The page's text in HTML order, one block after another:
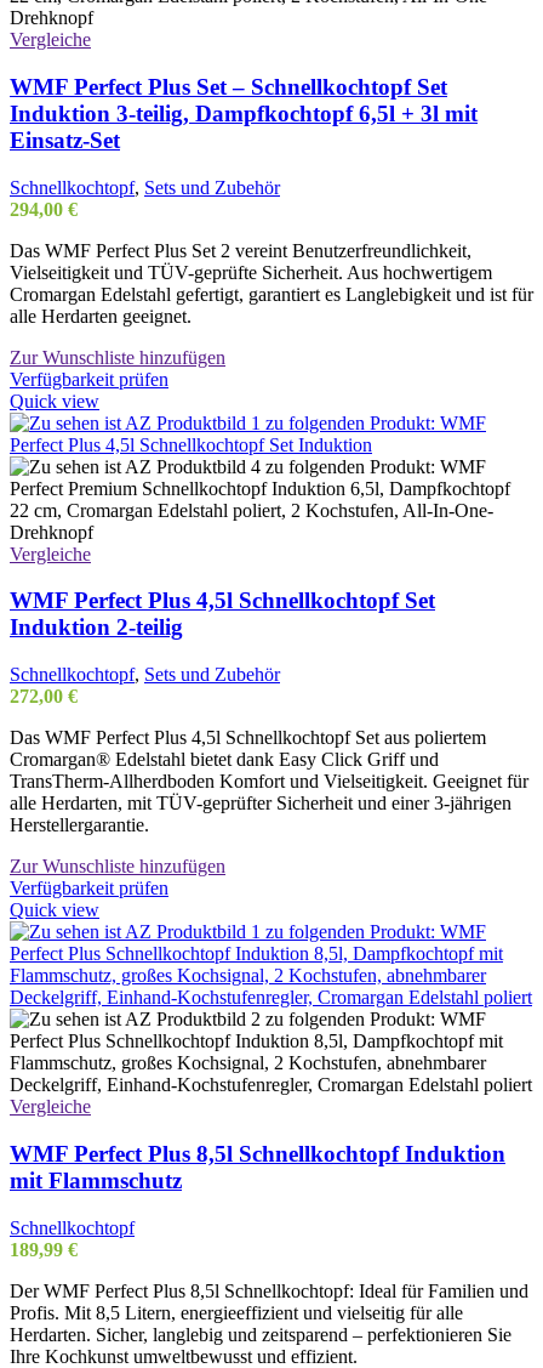
Vergleiche
WMF Perfect Plus Set – Schnellkochtopf Set
Induktion 3-teilig, Dampfkochtopf 6,5l + 3l mit
Einsatz-Set
Schnellkochtopf, Sets und Zubehör
294,00 €
Das WMF Perfect Plus Set 2 vereint Benutzerfreundlichkeit,
Vielseitigkeit und TÜV-geprüfte Sicherheit. Aus hochwertigem
Cromargan Edelstahl gefertigt, garantiert es Langlebigkeit und ist für
alle Herdarten geeignet.
Zur Wunschliste hinzufügen
Verfügbarkeit prüfen
Quick view
Vergleiche
WMF Perfect Plus 4,5l Schnellkochtopf Set
Induktion 2-teilig
Schnellkochtopf, Sets und Zubehör
272,00 €
Das WMF Perfect Plus 4,5l Schnellkochtopf Set aus poliertem
Cromargan® Edelstahl bietet dank Easy Click Griff und
TransTherm-Allherdboden Komfort und Vielseitigkeit. Geeignet für
alle Herdarten, mit TÜV-geprüfter Sicherheit und einer 3-jährigen
Herstellergarantie.
Zur Wunschliste hinzufügen
Verfügbarkeit prüfen
Quick view
Vergleiche
WMF Perfect Plus 8,5l Schnellkochtopf Induktion
mit Flammschutz
Schnellkochtopf
189,99 €
Der WMF Perfect Plus 8,5l Schnellkochtopf: Ideal für Familien und
Profis. Mit 8,5 Litern, energieeffizient und vielseitig für alle
Herdarten. Sicher, langlebig und zeitsparend – perfektionieren Sie
Ihre Kochkunst umweltbewusst und effizient.